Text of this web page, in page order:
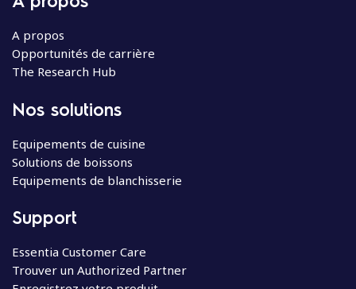
A propos
Opportunités de carrière
The Research Hub
Nos solutions
Equipements de cuisine
Solutions de boissons
Equipements de blanchisserie
Support
Essentia Customer Care
Trouver un Authorized Partner